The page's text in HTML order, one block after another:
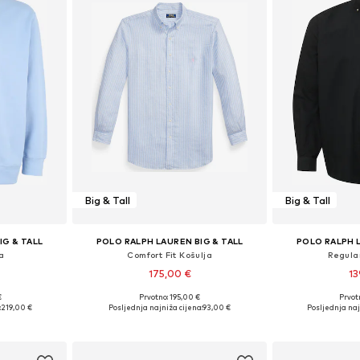
& TALL
6XL, 7XL
219,00 €
Big & Tall
POLO RALPH LAUREN BIG & TALL
Comfort Fit Košulja
175,00 €
Dostupne veličine: 5XL, 6XL
Prvotno: 195,00 €
Posljednja najniža cijena:93,00 €
Big & Tall
POLO RALPH
Dostupne veličine:
Posljednja